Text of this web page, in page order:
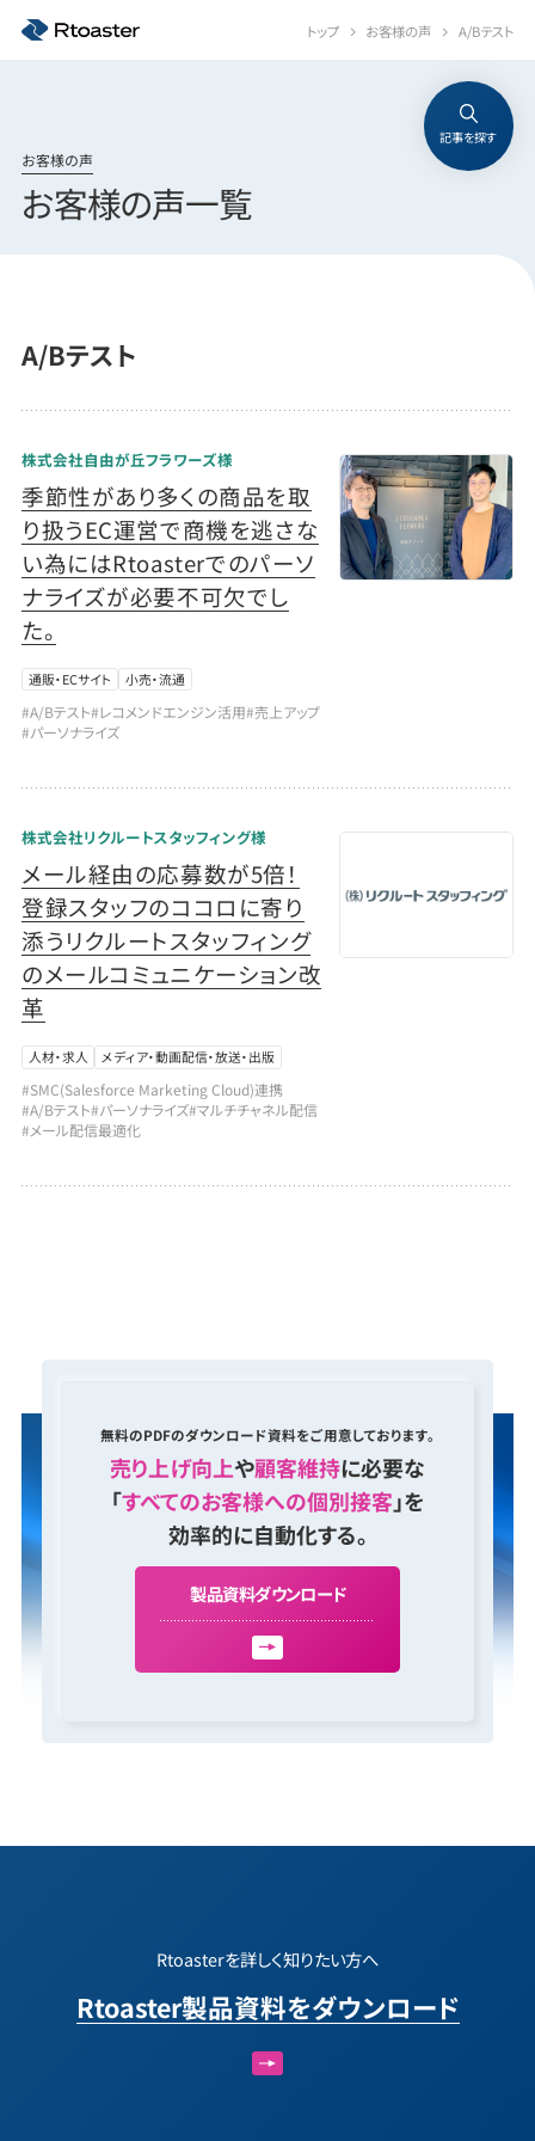
トップ お客様の声 A/Bテスト
お客様の声
お客様の声一覧
記事を探す
A/Bテスト
株式会社自由が丘フラワーズ様
季節性があり多くの商品を取
り扱うEC運営で商機を逃さな
い為にはRtoasterでのパーソ
ナライズが必要不可欠でし
た。
通販・ECサイト 小売・流通
#A/Bテスト#レコメンドエンジン活用#売上アップ
#パーソナライズ
株式会社リクルートスタッフィング様
メール経由の応募数が5倍！
登録スタッフのココロに寄り
添うリクルートスタッフィング
のメールコミュニケーション改
革
人材・求人 メディア・動画配信・放送・出版
#SMC(Salesforce Marketing Cloud)連携
#A/Bテスト#パーソナライズ#マルチチャネル配信
#メール配信最適化
無料のPDFのダウンロード資料をご用意しております。
売り上げ向上や顧客維持に必要な
「すべてのお客様への個別接客」を
効率的に自動化する。
製品資料ダウンロード
Rtoasterを詳しく知りたい方へ
Rtoaster製品資料をダウンロード